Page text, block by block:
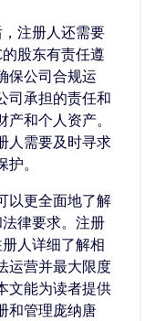
注册人还需要
股东有责任遵
保公司合规运
司承担的责任和
和个人资产。
人需要及时寻求
。
以更全面地了解
律要求。注册
人详细了解相
运营并最大限度
文能为读者提供
和管理庞纳唐